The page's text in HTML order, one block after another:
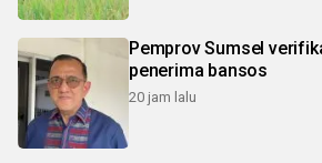
Pemprov Sumsel
penerima bansos
20 jam lalu